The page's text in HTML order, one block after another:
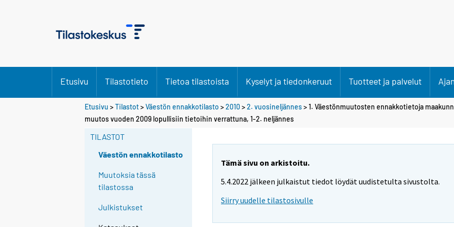
Etusivu Tilastotieto Tietoa tilastoista Kyselyt ja tiedonkeruut Tuotteet ja palvelut
Etusivu >Tilastot>Väestön ennakkotilasto >2010 >2. vuosineljännes> 1. Väestönmuutosten ennakkotietoja
muutos vuoden 2009 lopullisiin tietoihin verrattuna, 1-2. neljännes
TILASTOT
Väestön ennakkotilasto
Muutoksia tässä
tilastossa
Julkistukset
Tämä sivu on arkistoitu.
5.4.2022 jälkeen julkaistut tiedot löydät uudistetulta sivustolta.
Siirry uudelle tilastosivulle